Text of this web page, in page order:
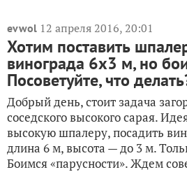
evwol 12 апреля 2016, 20:01
Хотим поставить
винограда 6х3 м, но
Посоветуйте, что
Добрый день, стоит задача
соседского высокого сарая.
высокую шпалеру, посадить
длина 6 м, высота — до 3 м.
Боимся «парусности». Ждем